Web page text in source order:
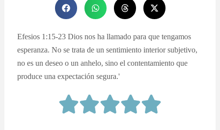
Efesios 1:15-23 Dios nos ha llamado para que tengamos
esperanza. No se trata de un sentimiento interior subjetivo,
no es un deseo o un anhelo, sino el contentamiento que
produce una expectación segura.'